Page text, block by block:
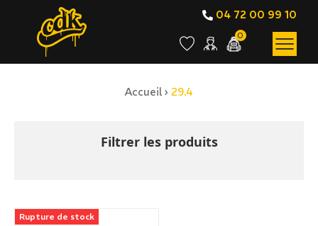
04 72 00 99 10
0
BOUTIQUE EN LIGNE
Accueil › 29.4
Filtrer les produits
Rupture de stock